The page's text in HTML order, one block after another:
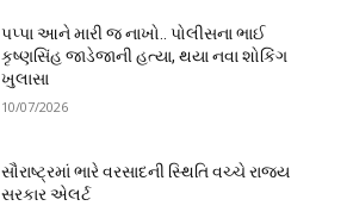
પપ્પા આને મારી જ નાખો.. પોલીસના ભાઈ
કૃષ્ણસિંહ જાડેજાની હત્યા, થયા નવા શોકિંગ
ખુલાસા
10/07/2026
સૌરાષ્ટ્રમાં ભારે વરસાદની સ્થિતિ વચ્ચે રાજ્ય
સરકાર એલર્ટ